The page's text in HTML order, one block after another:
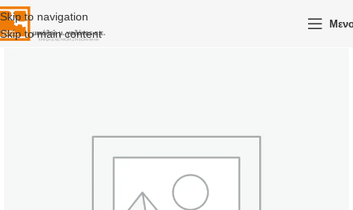
Skip to navigation
Skip to main content